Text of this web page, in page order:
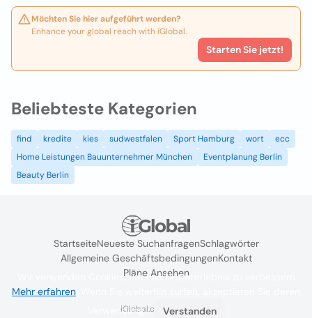
Möchten Sie hier aufgeführt werden?
Enhance your global reach with iGlobal.
Starten Sie jetzt!
Beliebteste Kategorien
find kredite kies sudwestfalen Sport Hamburg wort
ecc
Home Leistungen Bauunternehmer München
Eventplanung Berlin
Beauty Berlin
StartseiteNeueste SuchanfragenSchlagwörter
Allgemeine GeschäftsbedingungenKontakt
Pläne Ansehen
iGlobal.co @ 2024
Wir verwenden Cookies, um das Nutzererlebnis zu verbessern
Mehr erfahren
Verwendung.
Verstanden